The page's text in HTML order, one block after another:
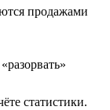
продажами
статистики.